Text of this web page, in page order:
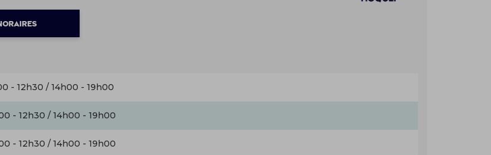
- 12h30 / 14h00 - 19h00
- 12h30 / 14h00 - 19h00
- 12h30 / 14h00 - 19h00